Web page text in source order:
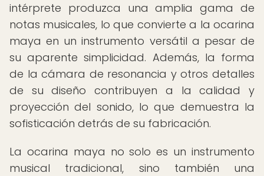
intérprete produzca una amplia gama de
notas musicales, lo que convierte a la ocarina
maya en un instrumento versátil a pesar de
su aparente simplicidad. Además, la forma
de la cámara de resonancia y otros detalles
de su diseño contribuyen a la calidad y
proyección del sonido, lo que demuestra la
sofisticación detrás de su fabricación.
La ocarina maya no solo es un instrumento
musical tradicional, sino también una